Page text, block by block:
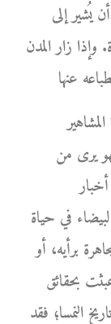
يُشير إلى
زار المدن
يرى من
في حياة
برأيه، أو
بحقائق
النمسا؛ فقد